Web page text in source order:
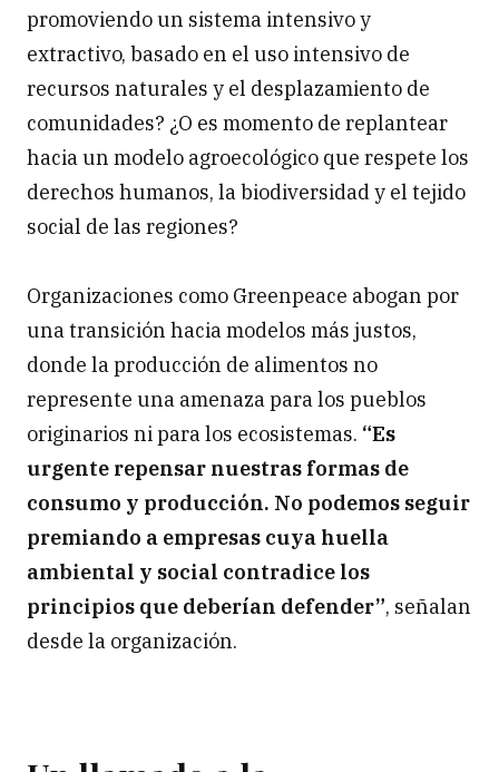
promoviendo un sistema intensivo y
extractivo, basado en el uso intensivo de
recursos naturales y el desplazamiento de
comunidades? ¿O es momento de replantear
hacia un modelo agroecológico que respete los
derechos humanos, la biodiversidad y el tejido
social de las regiones?
Organizaciones como Greenpeace abogan por
una transición hacia modelos más justos,
donde la producción de alimentos no
represente una amenaza para los pueblos
originarios ni para los ecosistemas. “Es
urgente repensar nuestras formas de
consumo y producción. No podemos seguir
premiando a empresas cuya huella
ambiental y social contradice los
principios que deberían defender”, señalan
desde la organización.